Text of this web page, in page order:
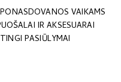
DOVANOS VAIKAMS
IR AKSESUARAI
PASIŪLYMAI